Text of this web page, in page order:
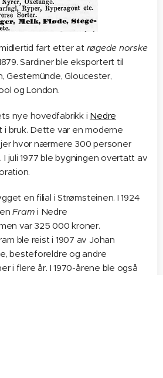
fart etter at røgede norske
Sardiner ble eksportert til
Gestemünde, Gloucester,
og London.
nye hovedfabrikk i Nedre
i bruk. Dette var en moderne
hvor nærmere 300 personer
juli 1977 ble bygningen overtatt av
en filial i Strømsteinen. I 1924
Fram i Nedre
var 325 000 kroner.
ble reist i 1907 av Johan
besteforeldre og andre
i flere år. I 1970-årene ble også